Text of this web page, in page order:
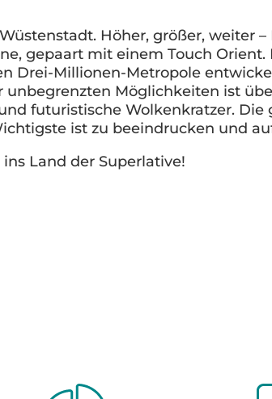
Höher, größer, weiter –
gepaart mit einem Touch Orient.
Drei-Millionen-Metropole
unbegrenzten Möglichkeiten ist
futuristische Wolkenkratzer. Die
ist zu beeindrucken und
Land der Superlative!